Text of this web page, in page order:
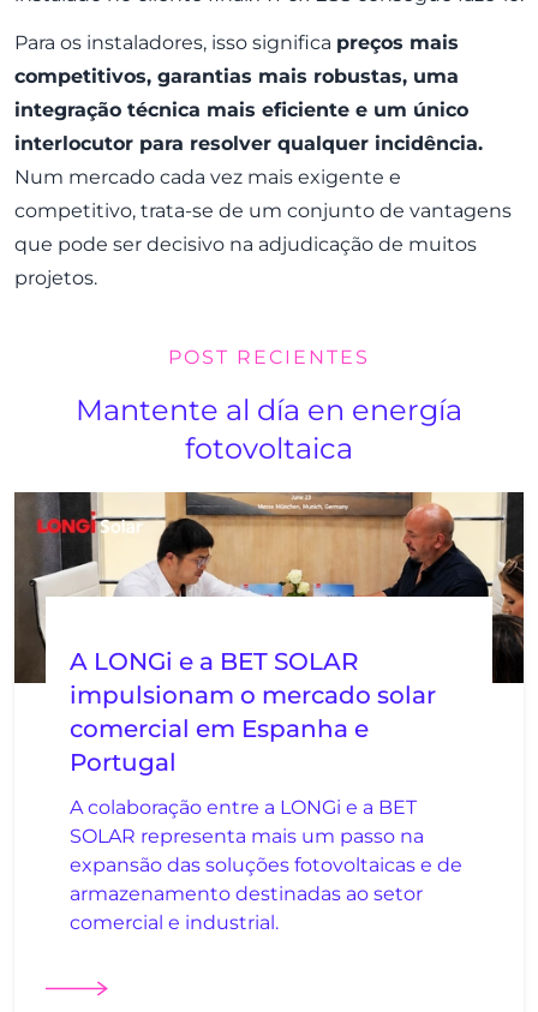
Para os instaladores, isso significa preços mais
competitivos, garantias mais robustas, uma
integração técnica mais eficiente e um único
interlocutor para resolver qualquer incidência.
Num mercado cada vez mais exigente e
competitivo, trata-se de um conjunto de vantagens
que pode ser decisivo na adjudicação de muitos
projetos.
POST RECIENTES
Mantente al día en energía
fotovoltaica
A LONGi e a BET SOLAR
impulsionam o mercado solar
comercial em Espanha e
Portugal
A colaboração entre a LONGi e a BET
SOLAR representa mais um passo na
expansão das soluções fotovoltaicas e de
armazenamento destinadas ao setor
comercial e industrial.